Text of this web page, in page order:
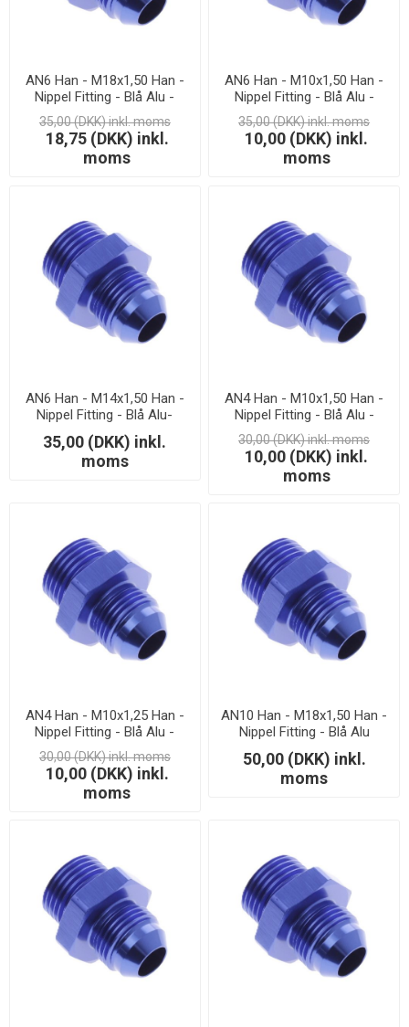
AN6 Han - M18x1,50 Han -
Nippel Fitting - Blå Alu -
LAGERSALG
35,00 (DKK) inkl. moms
18,75 (DKK) inkl.
moms
AN6 Han - M10x1,50 Han -
Nippel Fitting - Blå Alu -
LAGERSALG
35,00 (DKK) inkl. moms
10,00 (DKK) inkl.
moms
AN6 Han - M14x1,50 Han -
Nippel Fitting - Blå Alu-
LAGERSALG
35,00 (DKK) inkl.
moms
AN4 Han - M10x1,50 Han -
Nippel Fitting - Blå Alu -
LAGERSALG
30,00 (DKK) inkl. moms
10,00 (DKK) inkl.
moms
AN4 Han - M10x1,25 Han -
Nippel Fitting - Blå Alu -
LAGERSALG
30,00 (DKK) inkl. moms
10,00 (DKK) inkl.
moms
AN10 Han - M18x1,50 Han -
Nippel Fitting - Blå Alu
50,00 (DKK) inkl.
moms